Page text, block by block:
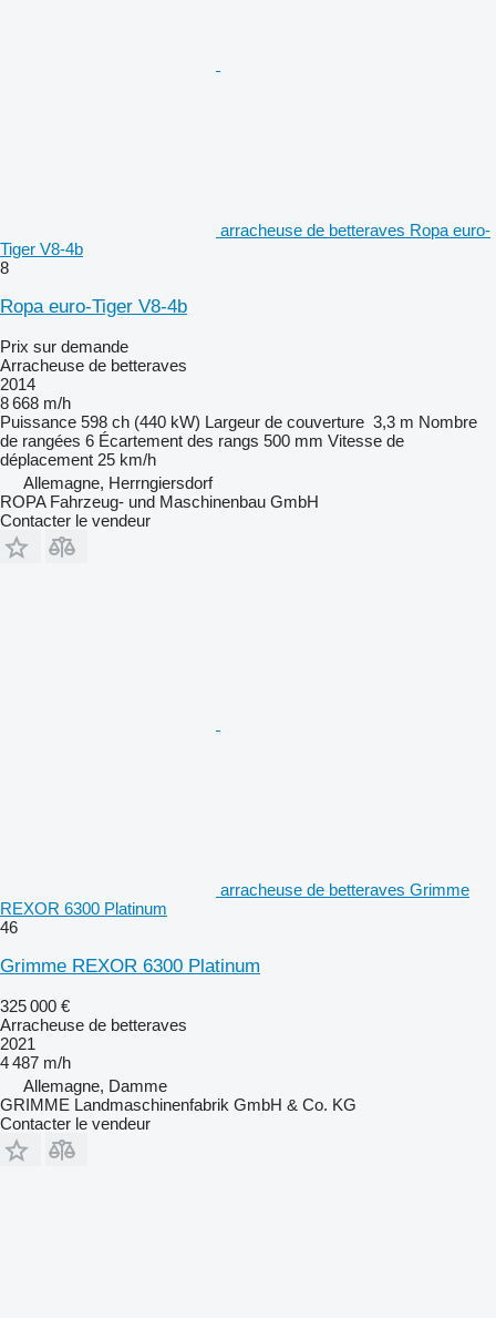
arracheuse de betteraves Ropa euro-
Tiger V8-4b
8
Ropa euro-Tiger V8-4b
Prix sur demande
Arracheuse de betteraves
2014
8 668 m/h
Puissance 598 ch (440 kW) Largeur de couverture 3,3 m Nombre
de rangées 6 Écartement des rangs 500 mm Vitesse de
déplacement 25 km/h
Allemagne, Herrngiersdorf
ROPA Fahrzeug- und Maschinenbau GmbH
Contacter le vendeur
arracheuse de betteraves Grimme
REXOR 6300 Platinum
46
Grimme REXOR 6300 Platinum
325 000 €
Arracheuse de betteraves
2021
4 487 m/h
Allemagne, Damme
GRIMME Landmaschinenfabrik GmbH & Co. KG
Contacter le vendeur